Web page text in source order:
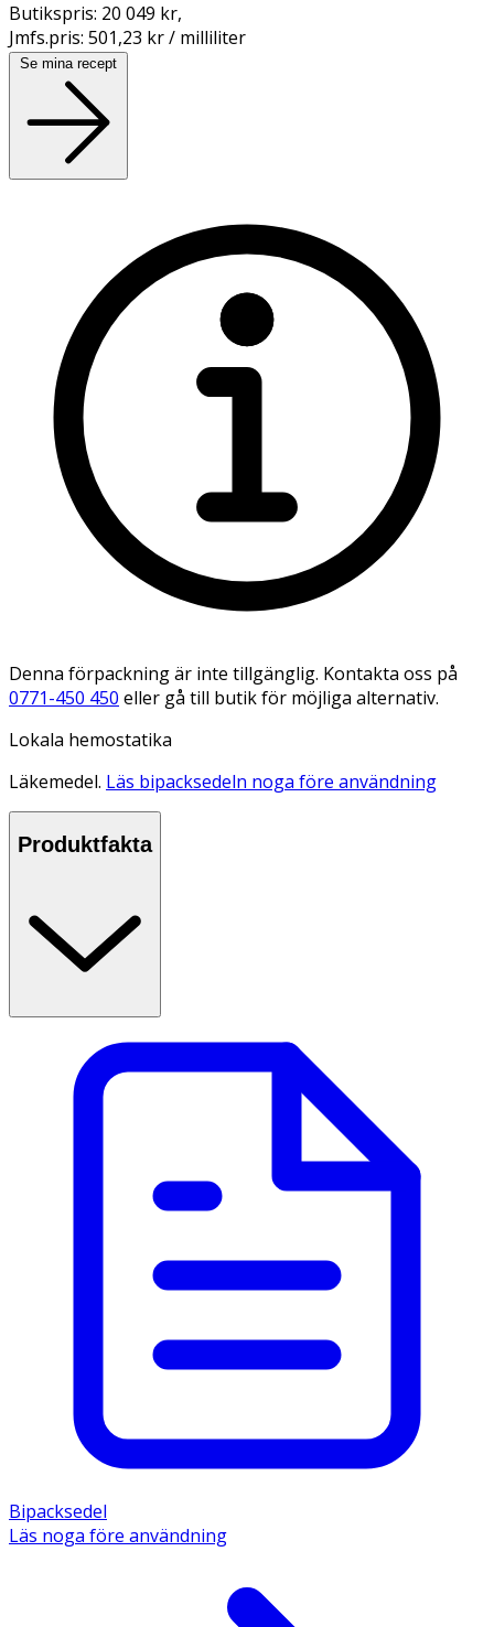
Butikspris: 20 049 kr,
Jmfs.pris: 501,23 kr / milliliter
Se mina recept
Denna förpackning är inte tillgänglig. Kontakta oss på
0771-450 450 eller gå till butik för möjliga alternativ.
Lokala hemostatika
Läkemedel. Läs bipacksedeln noga före användning
Produktfakta
Bipacksedel
Läs noga före användning